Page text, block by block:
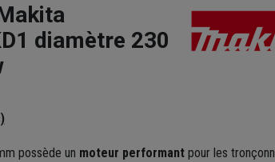
diamètre 230
possède un moteur performantpour les